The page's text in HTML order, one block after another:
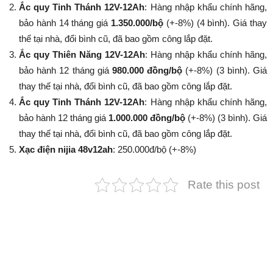
Ắc quy Tinh Thánh 12V-12Ah: Hàng nhập khẩu chính hãng,
bảo hành 14 tháng giá 1.350.000/bộ (+-8%​​​​​​​) (4 bình). Giá thay
thế tại nhà, đổi bình cũ, đã bao gồm công lắp đặt.
Ắc quy Thiên Năng 12V-12Ah: Hàng nhập khẩu chính hãng,
bảo hành 12 tháng giá 980.000 đồng/bộ (+-8%​​​​​​​) (3 bình). Giá
thay thế tại nhà, đổi bình cũ, đã bao gồm công lắp đặt.
Ắc quy Tinh Thánh 12V-12Ah: Hàng nhập khẩu chính hãng,
bảo hành 12 tháng giá 1.000.000 đồng/bộ (+-8%​​​​​​​) (3 bình). Giá
thay thế tại nhà, đổi bình cũ, đã bao gồm công lắp đặt.
Xạc điện nijia 48v12ah: 250.000đ/bộ (+-8%​​​​​​​)
Rate this post